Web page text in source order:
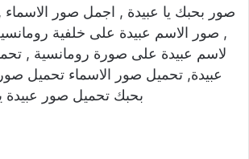
صور بحبك يا عبيدة , اجمل صور
, صور الاسم عبيدة على خلفية
لاسم عبيدة على صورة رومانسية ,
عبيدة, تحميل صور الاسماء تحميل
بحبك تحميل صور عبيدة